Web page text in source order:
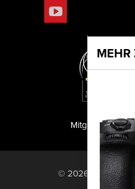
Mitglied der
© 2026 PF